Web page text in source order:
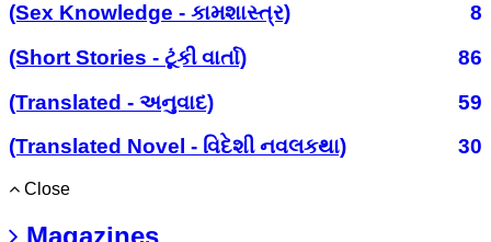
(Sex Knowledge - કામશાસ્ત્ર)
8
(Short Stories - ટૂંકી વાર્તા)
86
(Translated - અનુવાદ)
59
(Translated Novel - વિદેશી નવલકથા)
30
Close
Magazines